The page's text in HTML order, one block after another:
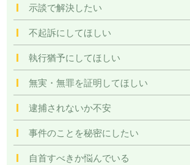
示談で解決したい
不起訴にしてほしい
執行猶予にしてほしい
無実・無罪を証明してほしい
逮捕されないか不安
事件のことを秘密にしたい
自首すべきか悩んでいる